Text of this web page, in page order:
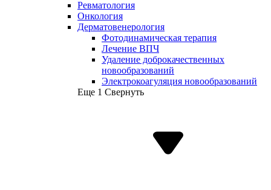
Ревматология
Онкология
Дерматовенерология
Фотодинамическая терапия
Лечение ВПЧ
Удаление доброкачественных
новообразований
Электрокоагуляция новообразований
Еще 1 Свернуть